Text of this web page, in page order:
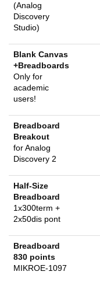
(Analog
Discovery
Studio)
Blank Canvas
+Breadboards
Only for
academic
users!
Breadboard
Breakout
for Analog
Discovery 2
Half-Size
Breadboard
1x300term +
2x50dis pont
Breadboard
830 points
MIKROE-1097